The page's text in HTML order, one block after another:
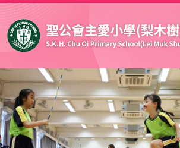
移至主內容